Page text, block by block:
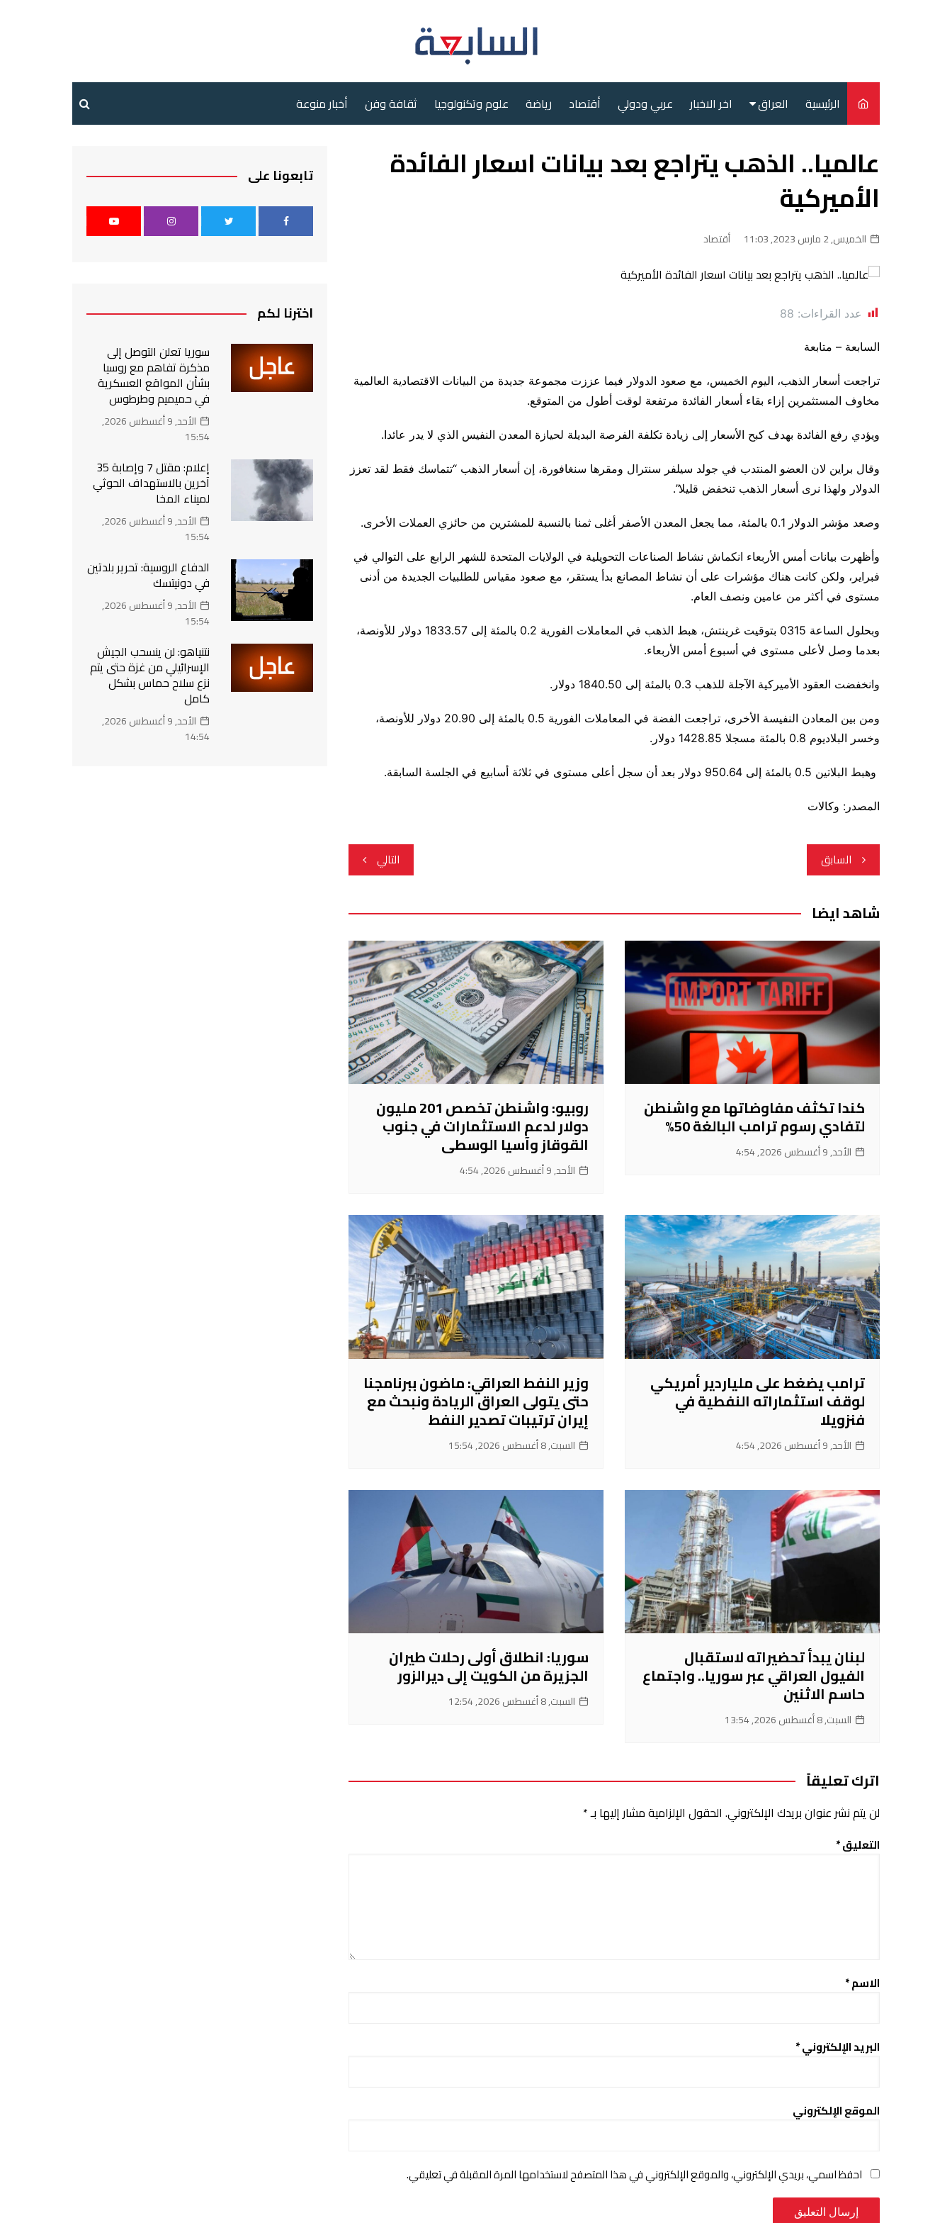
الرئيسية العراق
سياسة
محليات
اخر الاخبار عربي ودولي أقتصاد رياضة علوم وتكنولوجيا ثقافة وفن أخبار منوعة
عالميا.. الذهب يتراجع بعد بيانات اسعار الفائدة
الأميركية
الخميس, 2 مارس 2023, 11:03 أقتصاد
عدد القراءات: 88
السابعة – متابعة
تراجعت أسعار الذهب، اليوم الخميس، مع صعود الدولار فيما عززت مجموعة جديدة من البيانات الاقتصادية العالمية
مخاوف المستثمرين إزاء بقاء أسعار الفائدة مرتفعة لوقت أطول من المتوقع.
ويؤدي رفع الفائدة بهدف كبح الأسعار إلى زيادة تكلفة الفرصة البديلة لحيازة المعدن النفيس الذي لا يدر عائدا.
وقال براين لان العضو المنتدب في جولد سيلفر سنترال ومقرها سنغافورة، إن أسعار الذهب “تتماسك فقط لقد تعزز
الدولار ولهذا نرى أسعار الذهب تنخفض قليلا”.
وصعد مؤشر الدولار 0.1 بالمئة، مما يجعل المعدن الأصفر أغلى ثمنا بالنسبة للمشترين من حائزي العملات الأخرى.
وأظهرت بيانات أمس الأربعاء انكماش نشاط الصناعات التحويلية في الولايات المتحدة للشهر الرابع على التوالي في
فبراير، ولكن كانت هناك مؤشرات على أن نشاط المصانع بدأ يستقر، مع صعود مقياس للطلبيات الجديدة من أدنى
مستوى في أكثر من عامين ونصف العام.
وبحلول الساعة 0315 بتوقيت غرينتش، هبط الذهب في المعاملات الفورية 0.2 بالمئة إلى 1833.57 دولار للأونصة،
بعدما وصل لأعلى مستوى في أسبوع أمس الأربعاء.
وانخفضت العقود الأميركية الآجلة للذهب 0.3 بالمئة إلى 1840.50 دولار.
ومن بين المعادن النفيسة الأخرى، تراجعت الفضة في المعاملات الفورية 0.5 بالمئة إلى 20.90 دولار للأونصة،
وخسر البلاديوم 0.8 بالمئة مسجلا 1428.85 دولار.
وهبط البلاتين 0.5 بالمئة إلى 950.64 دولار بعد أن سجل أعلى مستوى في ثلاثة أسابيع في الجلسة السابقة.
المصدر: وكالات
تصفّح
المقالات
السابق التالي
شاهد ايضا
كندا تكثف مفاوضاتها مع واشنطن
لتفادي رسوم ترامب البالغة 50%
الأحد, 9 أغسطس 2026, 4:54
روبيو: واشنطن تخصص 201 مليون
دولار لدعم الاستثمارات في جنوب
القوقاز وآسيا الوسطى
الأحد, 9 أغسطس 2026, 4:54
ترامب يضغط على ملياردير أمريكي
لوقف استثماراته النفطية في
فنزويلا
الأحد, 9 أغسطس 2026, 4:54
وزير النفط العراقي: ماضون ببرنامجنا
حتى يتولى العراق الريادة ونبحث مع
إيران ترتيبات تصدير النفط
السبت, 8 أغسطس 2026, 15:54
لبنان يبدأ تحضيراته لاستقبال
الفيول العراقي عبر سوريا.. واجتماع
حاسم الاثنين
السبت, 8 أغسطس 2026, 13:54
سوريا: انطلاق أولى رحلات طيران
الجزيرة من الكويت إلى ديرالزور
السبت, 8 أغسطس 2026, 12:54
اترك تعليقاً
لن يتم نشر عنوان بريدك الإلكتروني. الحقول الإلزامية مشار إليها بـ*
التعليق*
الاسم*
البريد الإلكتروني*
الموقع الإلكتروني
احفظ اسمي، بريدي الإلكتروني، والموقع الإلكتروني في هذا المتصفح لاستخدامها المرة المقبلة في تعليقي.
تابعونا على
اخترنا لكم
سوريا تعلن التوصل إلى
مذكرة تفاهم مع روسيا
بشأن المواقع العسكرية
في حميميم وطرطوس
الأحد, 9 أغسطس 2026,
15:54
إعلام: مقتل 7 وإصابة 35
آخرين بالاستهداف الحوثي
لميناء المخا
الأحد, 9 أغسطس 2026,
15:54
الدفاع الروسية: تحرير بلدتين
في دونيتسك
الأحد, 9 أغسطس 2026,
15:54
نتنياهو: لن ينسحب الجيش
الإسرائيلي من غزة حتى يتم
نزع سلاح حماس بشكل
كامل
الأحد, 9 أغسطس 2026,
14:54